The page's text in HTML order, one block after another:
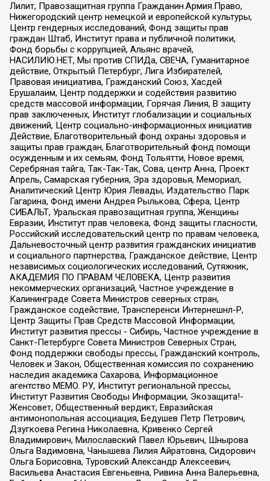
Лилит, Правозащитная группа Гражданин.Армия.Право,
Нижегородский центр немецкой и европейской культуры,
Центр гендерных исследований, Фонд защиты прав
граждан Штаб, Институт права и публичной политики,
Фонд борьбы с коррупцией, Альянс врачей,
НАСИЛИЮ.НЕТ, Мы против СПИДа, СВЕЧА, Гуманитарное
действие, Открытый Петербург, Лига Избирателей,
Правовая инициатива, Гражданский Союз, Хасдей
Ерушалаим, Центр поддержки и содействия развитию
средств массовой информации, Горячая Линия, В защиту
прав заключенных, Институт глобализации и социальных
движений, Центр социально-информационных инициатив
Действие, Благотворительный фонд охраны здоровья и
защиты прав граждан, Благотворительный фонд помощи
осужденным и их семьям, Фонд Тольятти, Новое время,
Серебряная тайга, Так-Так-Так, Сова, центр Анна, Проект
Апрель, Самарская губерния, Эра здоровья, Мемориал,
Аналитический Центр Юрия Левады, Издательство Парк
Гагарина, Фонд имени Андрея Рылькова, Сфера, Центр
СИБАЛЬТ, Уральская правозащитная группа, Женщины
Евразии, Институт прав человека, Фонд защиты гласности,
Российский исследовательский центр по правам человека,
Дальневосточный центр развития гражданских инициатив
и социального партнерства, Гражданское действие, Центр
независимых социологических исследований, Сутяжник,
АКАДЕМИЯ ПО ПРАВАМ ЧЕЛОВЕКА, Центр развития
некоммерческих организаций, Частное учреждение в
Калининграде Совета Министров северных стран,
Гражданское содействие, Трансперенси Интернешнл-Р,
Центр Защиты Прав Средств Массовой Информации,
Институт развития прессы - Сибирь, Частное учреждение в
Санкт-Петербурге Совета Министров Северных Стран,
Фонд поддержки свободы прессы, Гражданский контроль,
Человек и Закон, Общественная комиссия по сохранению
наследия академика Сахарова, Информационное
агентство МЕМО. РУ, Институт региональной прессы,
Институт Развития Свободы Информации, Экозащита!-
Женсовет, Общественный вердикт, Евразийская
антимонопольная ассоциация, Бедушев Петр Петрович,
Дзугкоева Регина Николаевна, Кривенко Сергей
Владимирович, Милославский Павел Юрьевич, Шнырова
Ольга Вадимовна, Чанышева Лилия Айратовна, Сидорович
Ольга Борисовна, Туровский Александр Алексеевич,
Васильева Анастасия Евгеньевна, Ривина Анна Валерьевна,